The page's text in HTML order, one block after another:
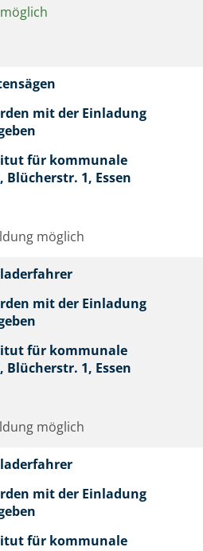
mit der Einladung
für kommunale
1, Essen
möglich
mit der Einladung
für kommunale
1, Essen
möglich
mit der Einladung
für kommunale